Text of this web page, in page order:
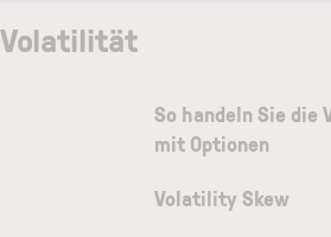
Volatilität
So handeln Sie
mit Optionen
Volatility Skew